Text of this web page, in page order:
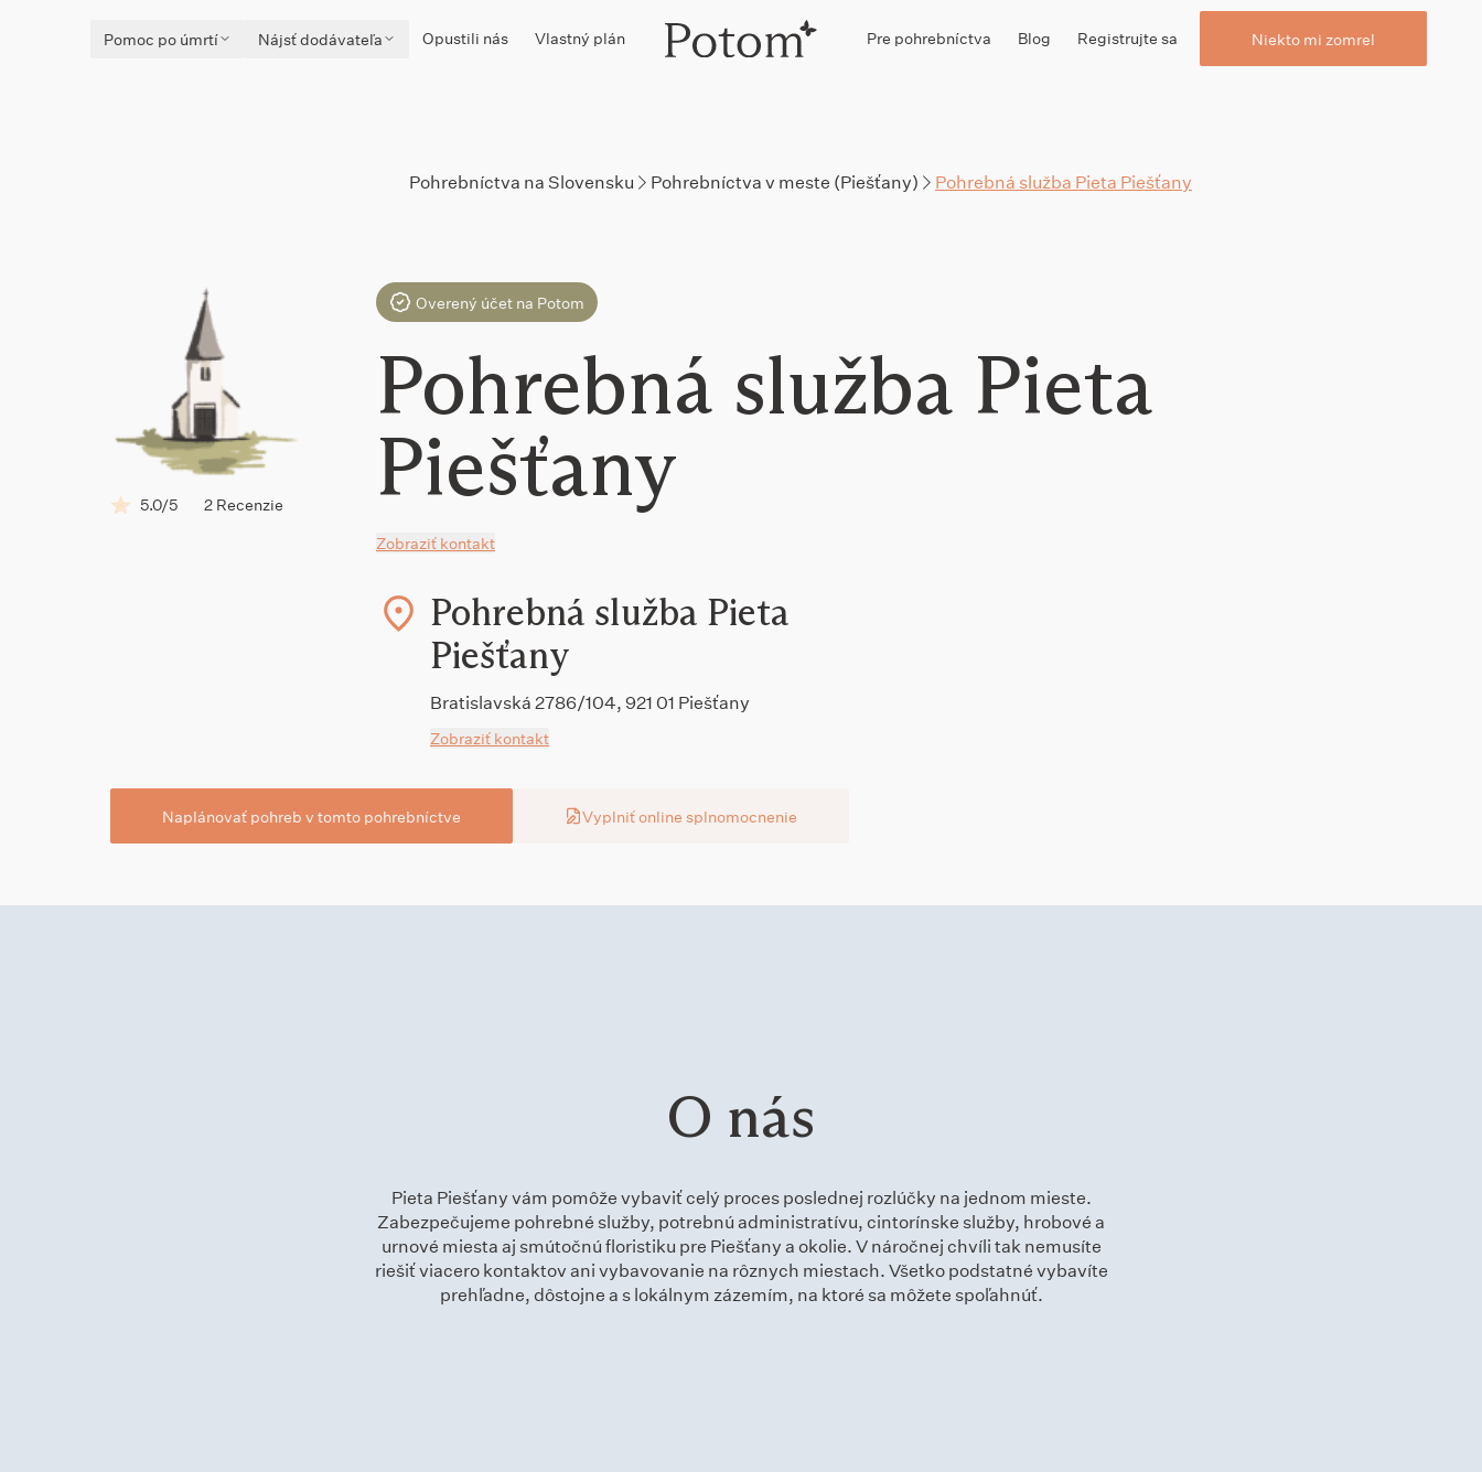
Pomoc po úmrtí Nájsť dodávateľa Opustili nás Vlastný plán Pre pohrebníctva Blog Registrujte sa Niekto mi zomrel
Pohrebníctva na Slovensku Pohrebníctva v meste (Piešťany) Pohrebná služba Pieta Piešťany
5.0/5 2 Recenzie
Overený účet na Potom
Pohrebná služba Pieta
Piešťany
Zobraziť kontakt
Pohrebná služba Pieta
Piešťany
Bratislavská 2786/104, 921 01 Piešťany
Zobraziť kontakt
Naplánovať pohreb v tomto pohrebníctve Vyplniť online splnomocnenie
O nás
Pieta Piešťany vám pomôže vybaviť celý proces poslednej rozlúčky na jednom mieste.
Zabezpečujeme pohrebné služby, potrebnú administratívu, cintorínske služby, hrobové a
urnové miesta aj smútočnú floristiku pre Piešťany a okolie. V náročnej chvíli tak nemusíte
riešiť viacero kontaktov ani vybavovanie na rôznych miestach. Všetko podstatné vybavíte
prehľadne, dôstojne a s lokálnym zázemím, na ktoré sa môžete spoľahnúť.